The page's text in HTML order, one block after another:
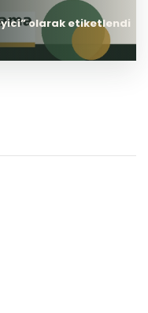
olarak etiketlendi